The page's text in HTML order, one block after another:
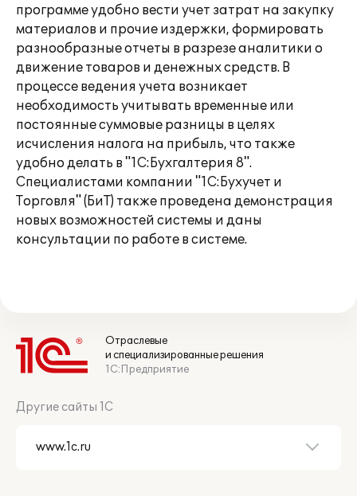
программе удобно вести учет затрат на закупку
материалов и прочие издержки, формировать
разнообразные отчеты в разрезе аналитики о
движение товаров и денежных средств. В
процессе ведения учета возникает
необходимость учитывать временные или
постоянные суммовые разницы в целях
исчисления налога на прибыль, что также
удобно делать в "1С:Бухгалтерия 8".
Специалистами компании "1С:Бухучет и
Торговля" (БиТ) также проведена демонстрация
новых возможностей системы и даны
консультации по работе в системе.
Отраслевые
и специализированные решения
1С:Предприятие
Другие сайты 1С